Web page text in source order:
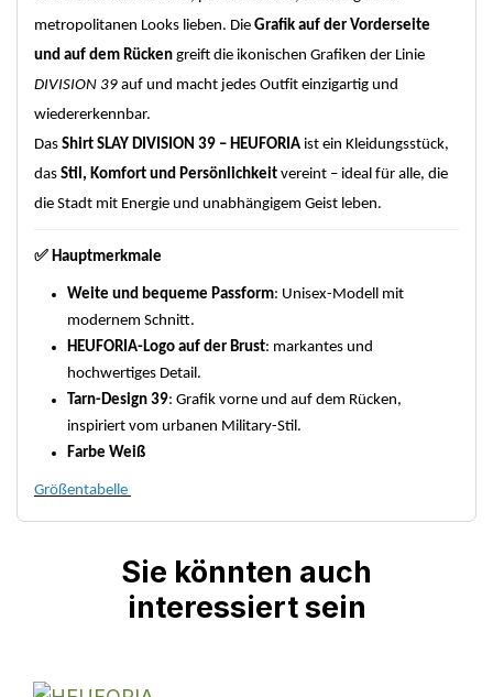
metropolitanen Looks lieben. Die Grafik auf der Vorderseite
und auf dem Rücken greift die ikonischen Grafiken der Linie
DIVISION 39 auf und macht jedes Outfit einzigartig und
wiedererkennbar.
Das Shirt SLAY DIVISION 39 – HEUFORIA ist ein Kleidungsstück,
das Stil, Komfort und Persönlichkeit vereint – ideal für alle, die
die Stadt mit Energie und unabhängigem Geist leben.
✅ Hauptmerkmale
Weite und bequeme Passform: Unisex-Modell mit
modernem Schnitt.
HEUFORIA-Logo auf der Brust: markantes und
hochwertiges Detail.
Tarn-Design 39: Grafik vorne und auf dem Rücken,
inspiriert vom urbanen Military-Stil.
Farbe Weiß
Größentabelle
Sie könnten auch
interessiert sein